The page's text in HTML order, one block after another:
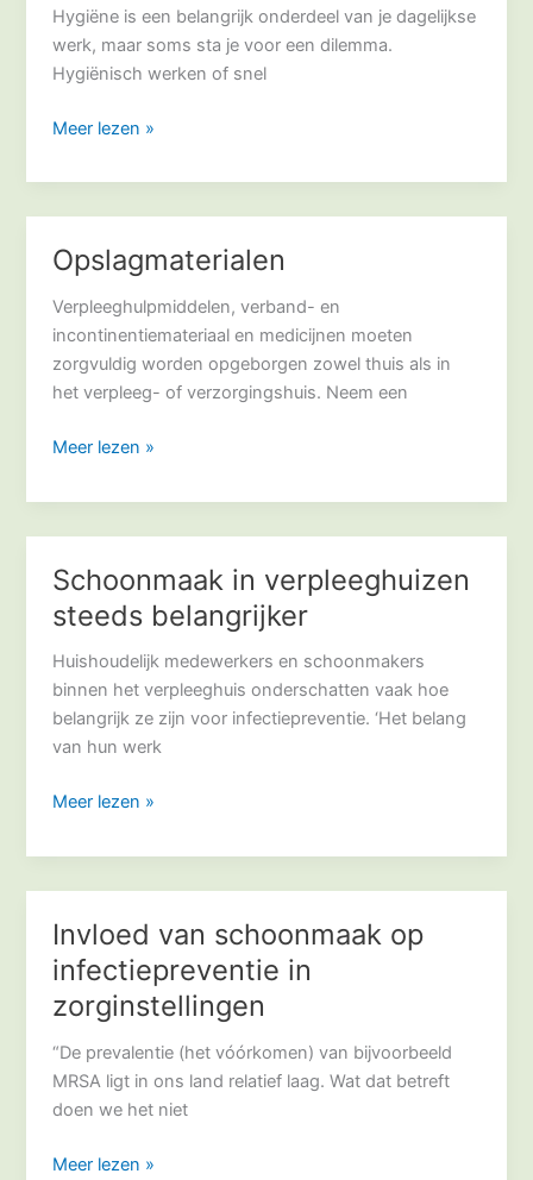
Hygiëne is een belangrijk onderdeel van je dagelijkse
werk, maar soms sta je voor een dilemma.
Hygiënisch werken of snel
hygiënisch
werken
in
verpleeghuis
Meer lezen »
Opslagmaterialen
Verpleeghulpmiddelen, verband- en
incontinentiemateriaal en medicijnen moeten
zorgvuldig worden opgeborgen zowel thuis als in
het verpleeg- of verzorgingshuis. Neem een
Opslagmaterialen
Meer lezen »
Schoonmaak in verpleeghuizen
steeds belangrijker
Huishoudelijk medewerkers en schoonmakers
binnen het verpleeghuis onderschatten vaak hoe
belangrijk ze zijn voor infectiepreventie. ‘Het belang
van hun werk
Schoonmaak
verpleeghuizen
steeds
belangrijker
Meer lezen »
Invloed van schoonmaak op
infectiepreventie in
zorginstellingen
“De prevalentie (het vóórkomen) van bijvoorbeeld
MRSA ligt in ons land relatief laag. Wat dat betreft
doen we het niet
Invloed
van
schoonmaak
op
infectiepreventie
in
zorginstellingen
Meer lezen »